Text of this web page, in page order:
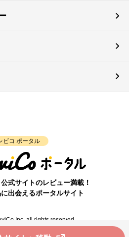
ビコ ポータル
式サイトのレビュー満載！
出会えるポータルサイト
Inc. all rights reserved.